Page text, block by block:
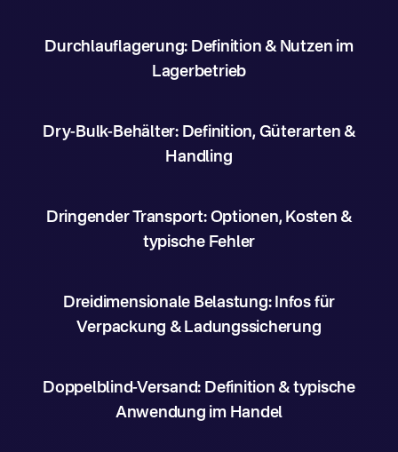
Durchlauflagerung: Definition & Nutzen im
Lagerbetrieb
Dry-Bulk-Behälter: Definition, Güterarten &
Handling
Dringender Transport: Optionen, Kosten &
typische Fehler
Dreidimensionale Belastung: Infos für
Verpackung & Ladungssicherung
Doppelblind-Versand: Definition & typische
Anwendung im Handel